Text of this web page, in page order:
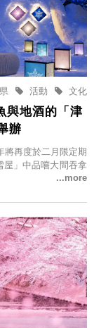
文化
活動
與地酒的「津
辦
將再度於二月限定期
屋」中品嚐大間吞拿